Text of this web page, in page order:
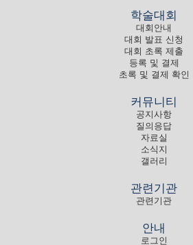
학술대회
대회안내
대회 발표 신청
대회 초록 제출
등록 및 결제
초록 및 결제 확인
커뮤니티
공지사항
질의응답
자료실
소식지
갤러리
관련기관
관련기관
안내
로그인